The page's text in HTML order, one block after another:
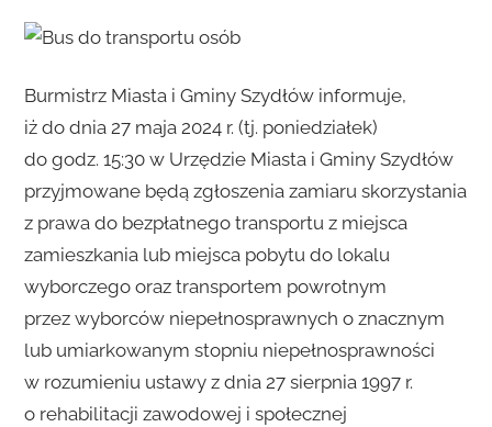
Burmistrz Miasta i Gminy Szydłów informuje,
iż do dnia 27 maja 2024 r. (tj. poniedziałek)
do godz. 15:30 w Urzędzie Miasta i Gminy Szydłów
przyjmowane będą zgłoszenia zamiaru skorzystania
z prawa do bezpłatnego transportu z miejsca
zamieszkania lub miejsca pobytu do lokalu
wyborczego oraz transportem powrotnym
przez wyborców niepełnosprawnych o znacznym
lub umiarkowanym stopniu niepełnosprawności
w rozumieniu ustawy z dnia 27 sierpnia 1997 r.
o rehabilitacji zawodowej i społecznej